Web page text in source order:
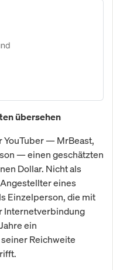
übersehen
YouTuber — MrBeast,
— einen geschätzten
Dollar. Nicht als
eines
Einzelperson, die mit
Internetverbindung
ein
Reichweite